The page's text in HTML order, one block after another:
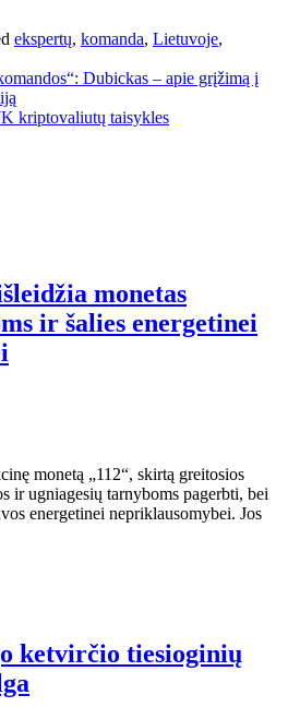
ekspertų, komanda, Lietuvoje,
Dubickas – apie grįžimą į
kriptovaliutų taisykles
monetas
ir šalies energetinei
monetą „112“, skirtą greitosios
ir ugniagesių tarnyboms pagerbti, bei
energetinei nepriklausomybei. Jos
ketvirčio tiesioginių